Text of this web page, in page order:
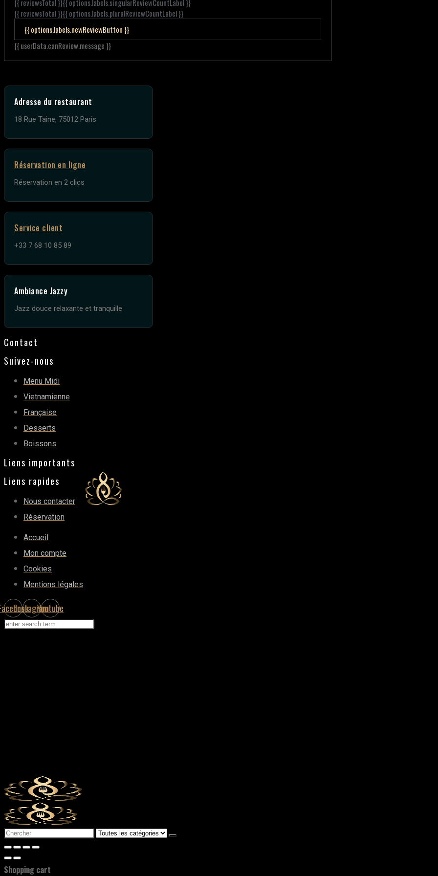
{{ reviewsTotal }}{{ options.labels.singularReviewCountLabel }}
{{ reviewsTotal }}{{ options.labels.pluralReviewCountLabel }}
{{ options.labels.newReviewButton }}
{{ userData.canReview.message }}
Adresse du restaurant
18 Rue Taine, 75012 Paris
Réservation en ligne
Réservation en 2 clics
Service client
+33 7 68 10 85 89
Ambiance Jazzy
Jazz douce relaxante et tranquille
Contact
Suivez-nous
Menu Midi
Vietnamienne
Française
Desserts
Boissons
Liens importants
Liens rapides
Nous contacter
Réservation
Accueil
Mon compte
Cookies
Mentions légales
InstagramYoutube
Search
Shopping cart